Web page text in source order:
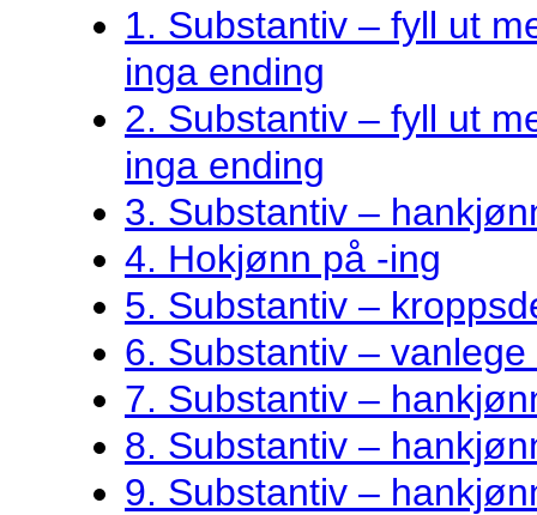
1. Substantiv – fyll ut
inga ending
2. Substantiv – fyll ut
inga ending
3. Substantiv –
4. Hokjønn på -ing
5. Substantiv –
6. Substantiv –
7. Substantiv –
8. Substantiv –
9. Substantiv –